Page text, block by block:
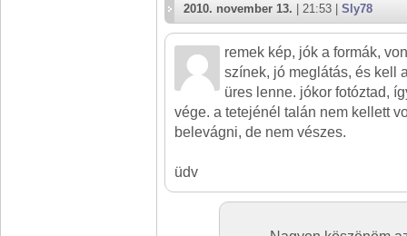
2010. november 13. | 21:53 | Sly78
remek kép, jók a formák,
színek, jó meglátás, és kell
üres lenne. jókor fotóztad,
vége. a tetejénél talán nem kellett
belevágni, de nem vészes.
üdv